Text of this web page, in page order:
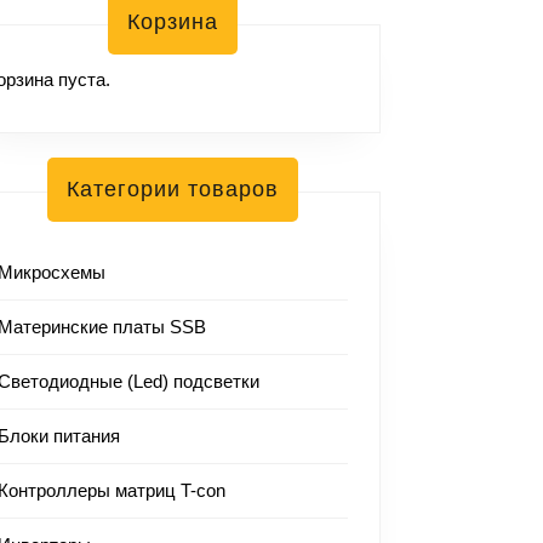
Корзина
пуста.
Категории товаров
платы SSB
(Led) подсветки
питания
матриц T-con